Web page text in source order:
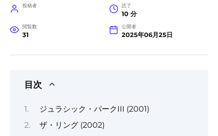
投稿者 読了
10 分
閲覧数
31
公開者
2025年06月25日
目次
ジュラシック・パークIII (2001)
ザ・リング (2002)